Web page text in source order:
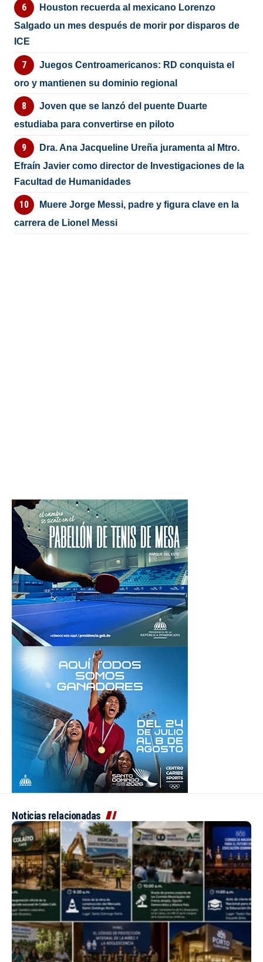
Houston recuerda al mexicano Lorenzo
Salgado un mes después de morir por disparos de
ICE
Juegos Centroamericanos: RD conquista el
oro y mantienen su dominio regional
Joven que se lanzó del puente Duarte
estudiaba para convertirse en piloto
Dra. Ana Jacqueline Ureña juramenta al Mtro.
Efraín Javier como director de Investigaciones de la
Facultad de Humanidades
Muere Jorge Messi, padre y figura clave en la
carrera de Lionel Messi
Noticias relacionadas